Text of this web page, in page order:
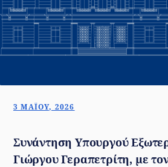
3 ΜΑΪ́ΟΥ, 2026
Συνάντηση Υπουργού
Γιώργου Γεραπετρίτη, με